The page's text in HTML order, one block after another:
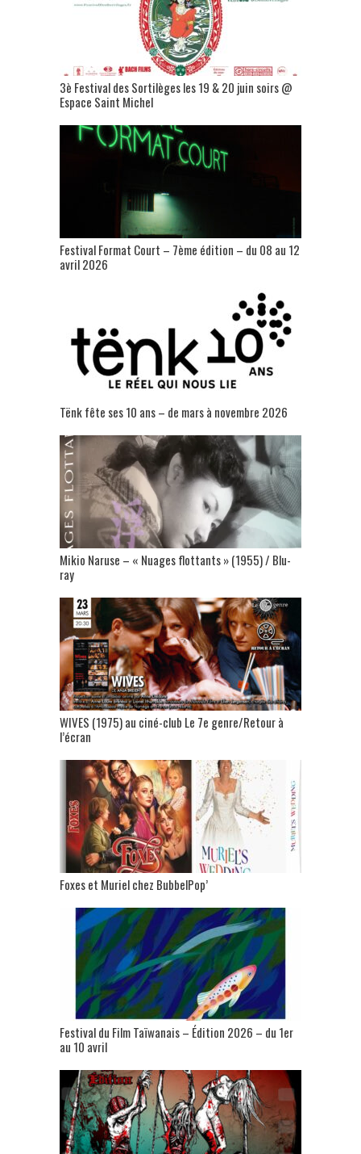
3è Festival des Sortilèges les 19 & 20 juin soirs @
Espace Saint Michel
Festival Format Court – 7ème édition – du 08 au 12
avril 2026
Tënk fête ses 10 ans – de mars à novembre 2026
Mikio Naruse – « Nuages flottants » (1955) / Blu-
ray
WIVES (1975) au ciné-club Le 7e genre/Retour à
l’écran
Foxes et Muriel chez BubbelPop’
Festival du Film Taïwanais – Édition 2026 – du 1er
au 10 avril